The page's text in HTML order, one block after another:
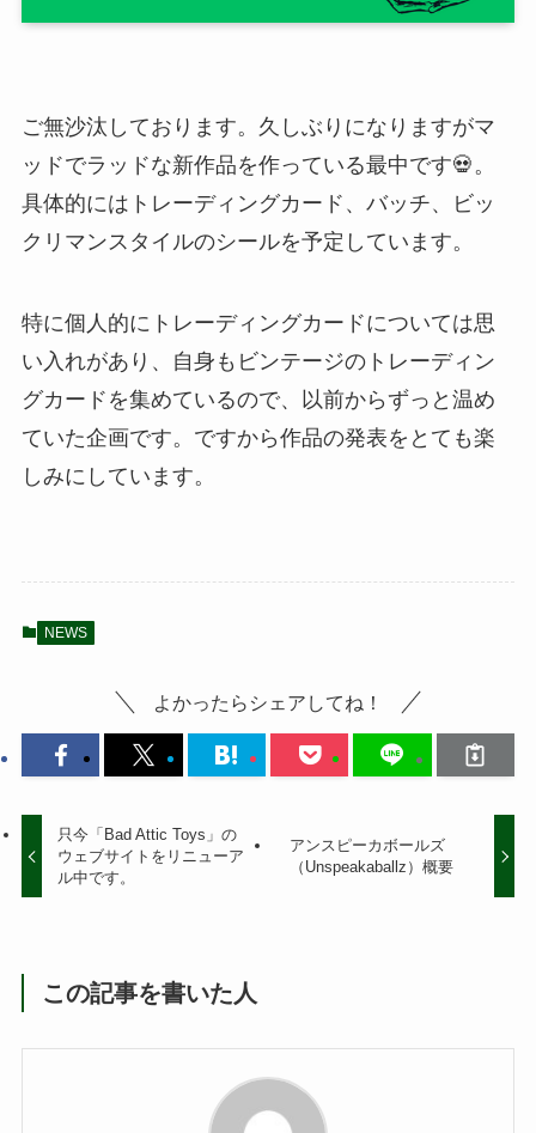
ご無沙汰しております。久しぶりになりますがマ
ッドでラッドな新作品を作っている最中です💀。
具体的にはトレーディングカード、バッチ、ビッ
クリマンスタイルのシールを予定しています。
特に個人的にトレーディングカードについては思
い入れがあり、自身もビンテージのトレーディン
グカードを集めているので、以前からずっと温め
ていた企画です。ですから作品の発表をとても楽
しみにしています。
NEWS
よかったらシェアしてね！
只今「Bad Attic Toys」の
ウェブサイトをリニューア
ル中です。
アンスピーカボールズ
（Unspeakaballz）概要
この記事を書いた人